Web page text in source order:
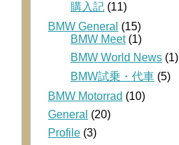
購入記 (11)
BMW General (15)
BMW Meet(1)
BMW World News (1)
BMW試乗・代車 (5)
BMW Motorrad (10)
General (20)
Profile (3)